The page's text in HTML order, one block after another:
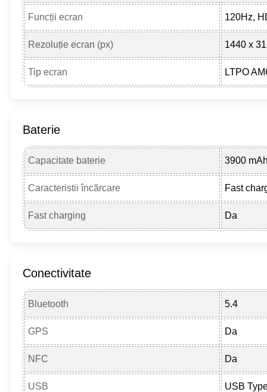
Funcții ecran 120Hz,
Rezoluție ecran (px) 1440 x
Tip ecran LTPO
Baterie
Capacitate baterie 3900
Caracteristii încărcare Fast
Fast charging Da
Conectivitate
Bluetooth 5.4
GPS Da
NFC Da
USB USB